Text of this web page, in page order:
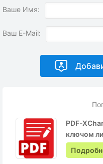
PDF-
ключом
Ваше Имя:
Ваш E-Mail: